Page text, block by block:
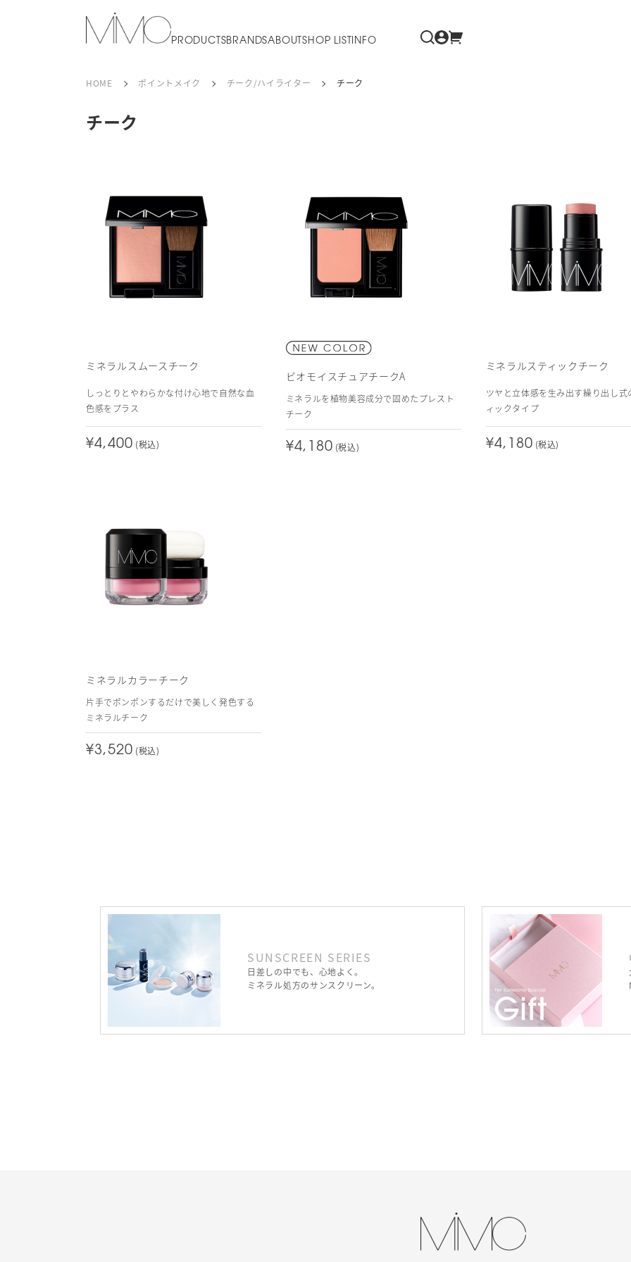
PRODUCTSBRANDSABOUTSHOP LIST INFO
HOME ポイントメイク チーク/ハイライター チーク
チーク
ミネラルスムースチーク
しっとりとやわらかな付け心地で自然な血
色感をプラス
¥4,400 (税込)
ビオモイスチュアチークA
ミネラルを植物美容成分で固めたプレスト
チーク
¥4,180 (税込)
ミネラルスティックチーク
ツヤと立体感を生み出す繰り出し式
ィックタイプ
¥4,180 (税込)
ミネラルカラーチーク
片手でポンポンするだけで美しく発色する
ミネラルチーク
¥3,520 (税込)
SUNSCREEN SERIES
日差しの中でも、心地よく。
ミネラル処方のサンスクリーン。